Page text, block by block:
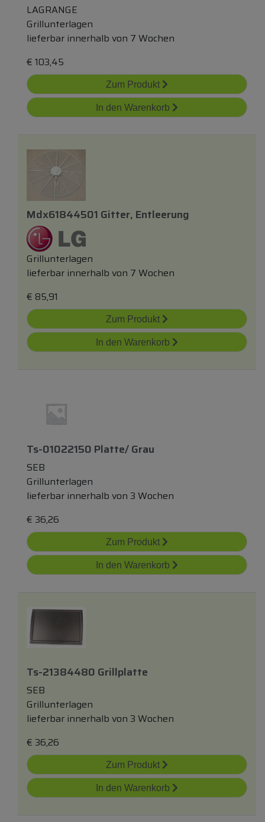
LAGRANGE
Grillunterlagen
lieferbar innerhalb von 7 Wochen
€ 103,45
Zum Produkt
In den Warenkorb
Mdx61844501 Gitter, Entleerung
Grillunterlagen
lieferbar innerhalb von 7 Wochen
€ 85,91
Zum Produkt
In den Warenkorb
Ts-01022150 Platte/ Grau
SEB
Grillunterlagen
lieferbar innerhalb von 3 Wochen
€ 36,26
Zum Produkt
In den Warenkorb
Ts-21384480 Grillplatte
SEB
Grillunterlagen
lieferbar innerhalb von 3 Wochen
€ 36,26
Zum Produkt
In den Warenkorb